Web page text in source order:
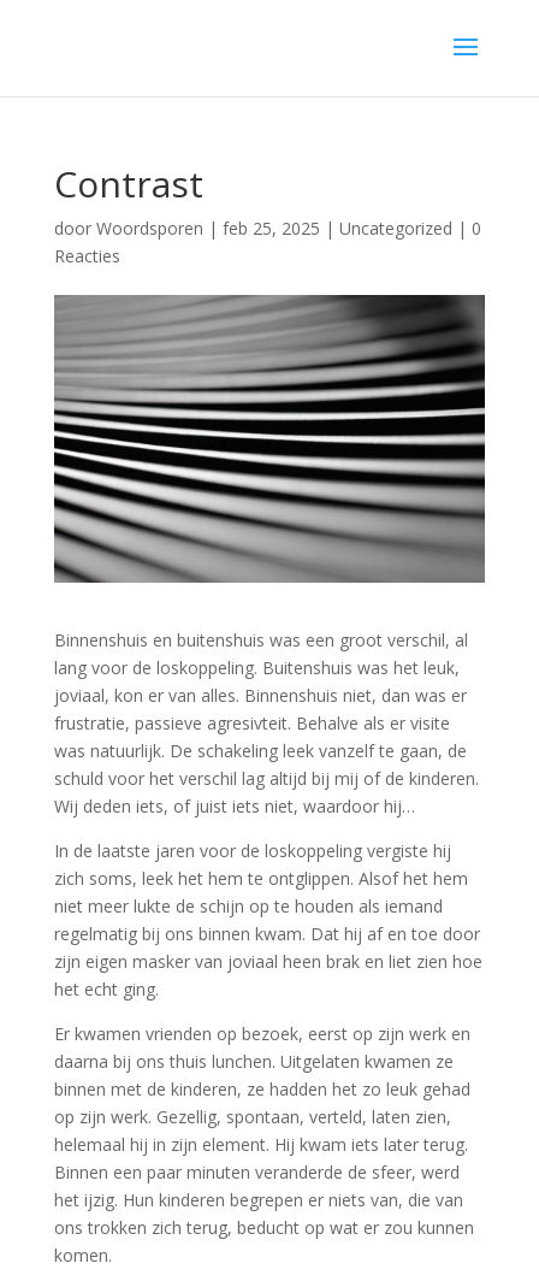
Contrast
door Woordsporen | feb 25, 2025 | Uncategorized | 0
Reacties
Binnenshuis en buitenshuis was een groot verschil, al
lang voor de loskoppeling. Buitenshuis was het leuk,
joviaal, kon er van alles. Binnenshuis niet, dan was er
frustratie, passieve agresivteit. Behalve als er visite
was natuurlijk. De schakeling leek vanzelf te gaan, de
schuld voor het verschil lag altijd bij mij of de kinderen.
Wij deden iets, of juist iets niet, waardoor hij…
In de laatste jaren voor de loskoppeling vergiste hij
zich soms, leek het hem te ontglippen. Alsof het hem
niet meer lukte de schijn op te houden als iemand
regelmatig bij ons binnen kwam. Dat hij af en toe door
zijn eigen masker van joviaal heen brak en liet zien hoe
het echt ging.
Er kwamen vrienden op bezoek, eerst op zijn werk en
daarna bij ons thuis lunchen. Uitgelaten kwamen ze
binnen met de kinderen, ze hadden het zo leuk gehad
op zijn werk. Gezellig, spontaan, verteld, laten zien,
helemaal hij in zijn element. Hij kwam iets later terug.
Binnen een paar minuten veranderde de sfeer, werd
het ijzig. Hun kinderen begrepen er niets van, die van
ons trokken zich terug, beducht op wat er zou kunnen
komen.